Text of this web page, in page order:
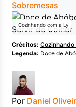
Sobremesas
Cozinhando com a Ly
Créditos: Cozinhando
Legenda: Doce de
Por Daniel